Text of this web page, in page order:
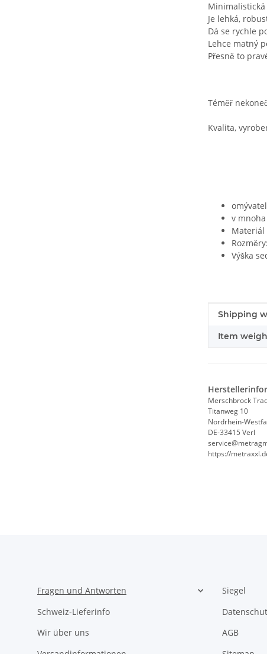
Je lehká,
Dá se rychle
Lehce matný
Přesně to
Téměř
Kvalita,
v
Materiál
Výška
Shipping
Item
Merschbrock
Titanweg 10
Nordrhein-
DE-33415 Verl
https://
Fragen und Antworten
Schweiz-Lieferinfo
Wir über uns
Siegel
AGB